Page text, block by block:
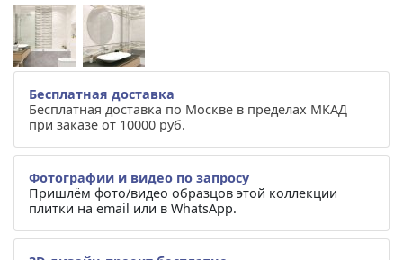
Бесплатная доставка
Бесплатная доставка по Москве в пределах МКАД
при заказе от 10000 руб.
Фотографии и видео по запросу
Пришлём фото/видео образцов этой коллекции
плитки на email или в WhatsApp.